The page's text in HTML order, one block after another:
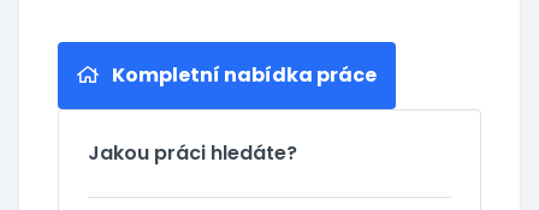
Kompletní nabídka práce
Jakou práci hledáte?